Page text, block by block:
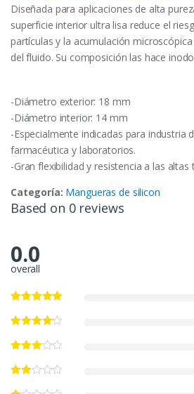
Diseñada para aplicaciones de alta
superficie interior ultra lisa reduce el
partículas y la acumulación
del fluido. Su composición las hace
-Diámetro exterior: 18 mm
-Diámetro interior: 14 mm
-Especialmente indicadas para industria
farmacéutica y laboratorios.
-Gran flexibilidad y resistencia a las
Categoría: Mangueras de silicon
Based on 0 reviews
0.0
overall